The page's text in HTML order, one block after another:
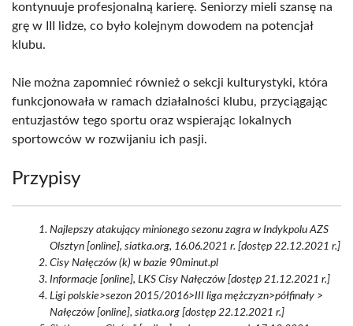
kontynuuje profesjonalną karierę. Seniorzy mieli szansę na
grę w III lidze, co było kolejnym dowodem na potencjał
klubu.
Nie można zapomnieć również o sekcji kulturystyki, która
funkcjonowała w ramach działalności klubu, przyciągając
entuzjastów tego sportu oraz wspierając lokalnych
sportowców w rozwijaniu ich pasji.
Przypisy
Najlepszy atakujący minionego sezonu zagra w Indykpolu AZS
Olsztyn [online], siatka.org, 16.06.2021 r. [dostęp 22.12.2021 r.]
Cisy Nałęczów (k) w bazie 90minut.pl
Informacje [online], LKS Cisy Nałęczów [dostęp 21.12.2021 r.]
Ligi polskie>sezon 2015/2016>III liga mężczyzn>półfinały >
Nałęczów [online], siatka.org [dostęp 22.12.2021 r.]